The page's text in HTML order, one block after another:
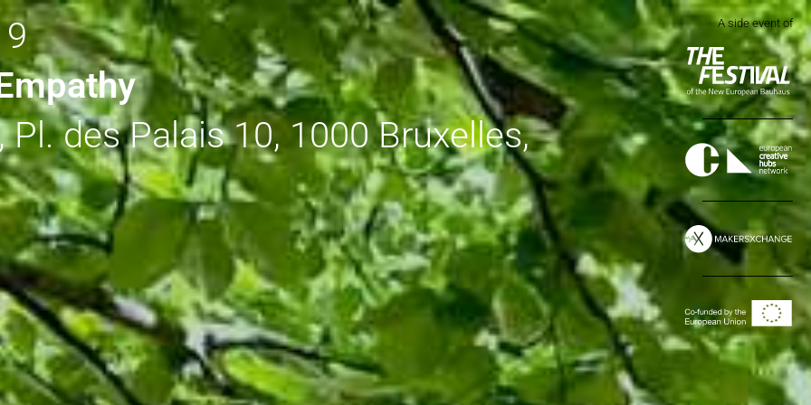
Pl. des Palais 10, 1000 Bruxelles,
A side event of